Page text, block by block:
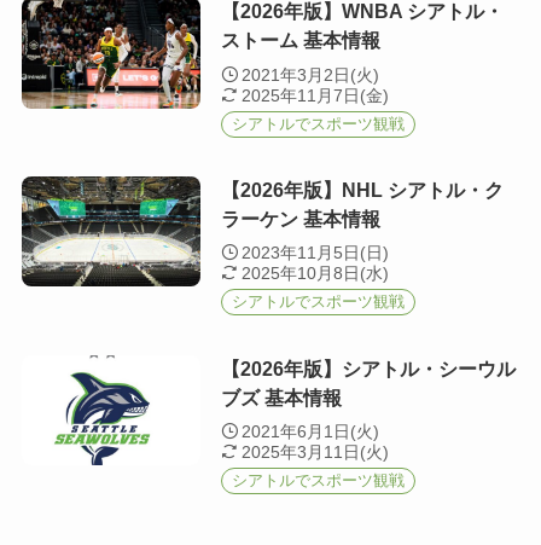
【2026年版】WNBA シアトル・
ストーム 基本情報
2021年3月2日(火)
2025年11月7日(金)
シアトルでスポーツ観戦
【2026年版】NHL シアトル・ク
ラーケン 基本情報
2023年11月5日(日)
2025年10月8日(水)
シアトルでスポーツ観戦
【2026年版】シアトル・シーウル
ブズ 基本情報
2021年6月1日(火)
2025年3月11日(火)
シアトルでスポーツ観戦